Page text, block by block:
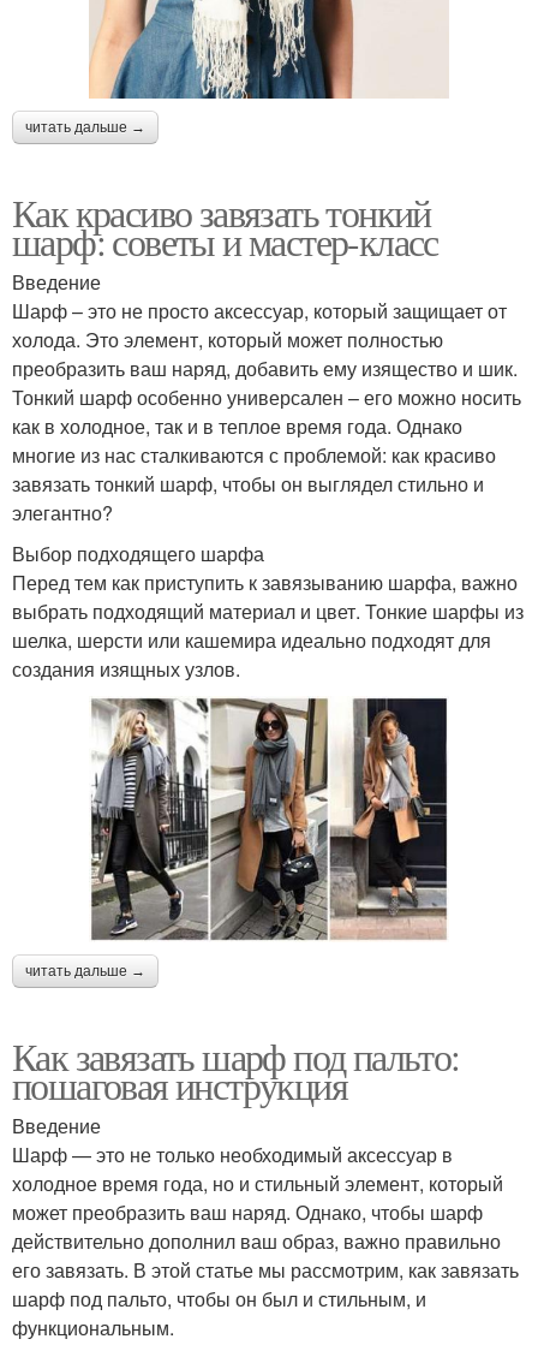
читать дальше →
Как красиво завязать тонкий
шарф: советы и мастер-класс
Введение
Шарф – это не просто аксессуар, который защищает от
холода. Это элемент, который может полностью
преобразить ваш наряд, добавить ему изящество и шик.
Тонкий шарф особенно универсален – его можно носить
как в холодное, так и в теплое время года. Однако
многие из нас сталкиваются с проблемой: как красиво
завязать тонкий шарф, чтобы он выглядел стильно и
элегантно?
Выбор подходящего шарфа
Перед тем как приступить к завязыванию шарфа, важно
выбрать подходящий материал и цвет. Тонкие шарфы из
шелка, шерсти или кашемира идеально подходят для
создания изящных узлов.
читать дальше →
Как завязать шарф под пальто:
пошаговая инструкция
Введение
Шарф — это не только необходимый аксессуар в
холодное время года, но и стильный элемент, который
может преобразить ваш наряд. Однако, чтобы шарф
действительно дополнил ваш образ, важно правильно
его завязать. В этой статье мы рассмотрим, как завязать
шарф под пальто, чтобы он был и стильным, и
функциональным.